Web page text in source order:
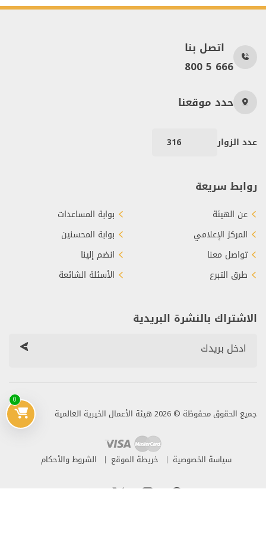
0
اتصل بنا
800 5 666
حدد موقعنا
عدد الزوار 316
روابط سريعة
عن الهيئة
المركز الإعلامي
تواصل معنا
طرق التبرع
بوابة المساعدات
بوابة المحسنين
انضم إلينا
الأسئلة الشائعة
الاشتراك بالنشرة البريدية
جميع الحقوق محفوظة © 2026 هيئة الأعمال الخيرية العالمية
سياسة الخصوصية خريطة الموقع الشروط والأحكام